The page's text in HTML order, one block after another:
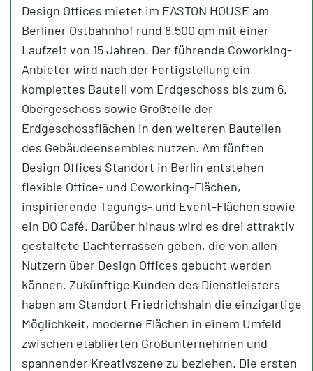
Design Offices mietet im EASTON HOUSE am
Berliner Ostbahnhof rund 8.500 qm mit einer
Laufzeit von 15 Jahren. Der führende Coworking-
Anbieter wird nach der Fertigstellung ein
komplettes Bauteil vom Erdgeschoss bis zum 6.
Obergeschoss sowie Großteile der
Erdgeschossflächen in den weiteren Bauteilen
des Gebäudeensembles nutzen. Am fünften
Design Offices Standort in Berlin entstehen
flexible Office- und Coworking-Flächen,
inspirierende Tagungs- und Event-Flächen sowie
ein DO Café. Darüber hinaus wird es drei attraktiv
gestaltete Dachterrassen geben, die von allen
Nutzern über Design Offices gebucht werden
können. Zukünftige Kunden des Dienstleisters
haben am Standort Friedrichshain die einzigartige
Möglichkeit, moderne Flächen in einem Umfeld
zwischen etablierten Großunternehmen und
spannender Kreativszene zu beziehen. Die ersten